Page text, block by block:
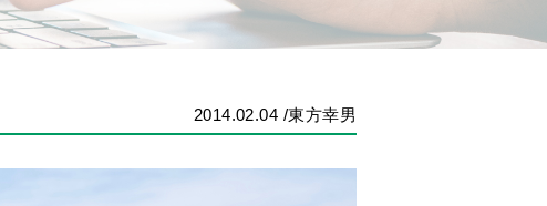
2014.02.04 /東方幸男